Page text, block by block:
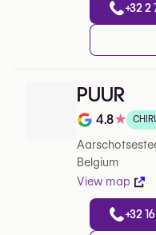
+32 2
PUUR
Note de 4.8
4.8★
Belgium
View map
+32